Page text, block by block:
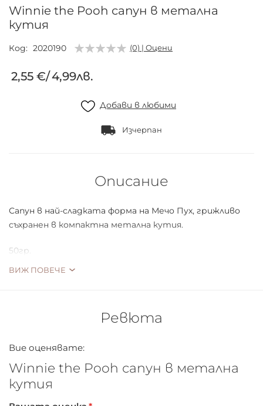
галерия
със
снимки
Winnie the Pooh сапун в метална
кутия
Код 2020190 (0) | Оцени
2,55 €/4,99лв.
Добави в любими
Изчерпан
Описание
Сапун в най-сладката форма на Мечо Пух, грижливо
съхранен в компактна метална кутия.
50гр.
ВИЖ ПОВЕЧЕ
Ревюта
Вие оценявате:
Winnie the Pooh сапун в метална
кутия